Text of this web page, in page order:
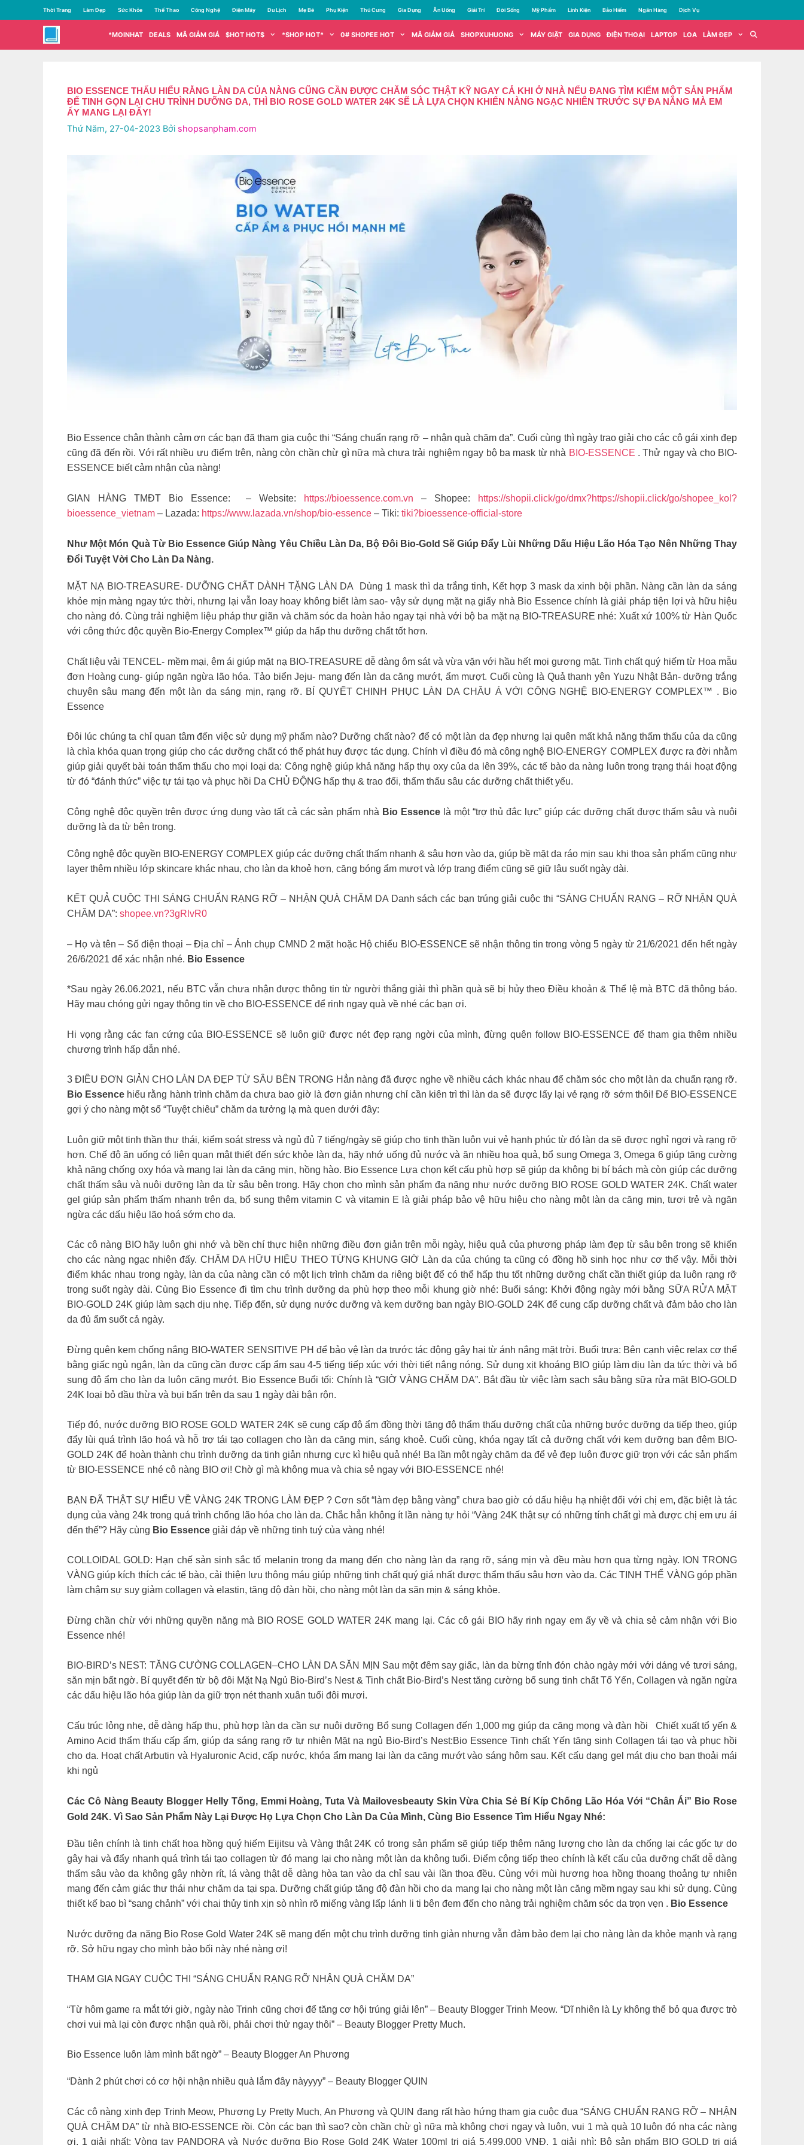
đến
dung
Thời Trang Làm Đẹp Sức Khỏe Thể Thao Công Nghệ Điện Máy Du Lịch Mẹ Bé Phụ Kiện Thú Cưng Gia Dụng Ăn Uống Giải Trí Đời Sống Mỹ Phẩm Linh Kiện Bảo Hiểm Ngân Hàng Dịch Vụ
*MOINHAT DEALS MÃ GIẢM GIÁ $HOT HOT$ *SHOP HOT* 0# SHOPEE HOT MÃ GIẢM GIÁ SHOPXUHUONG MÁY GIẶT GIA DỤNG ĐIỆN THOẠI LAPTOP LOA LÀM ĐẸP
BIO ESSENCE THẤU HIỂU RẰNG LÀN DA CỦA NÀNG CŨNG CẦN ĐƯỢC CHĂM SÓC THẬT KỸ NGAY CẢ KHI Ở NHÀ NẾU ĐANG TÌM KIẾM MỘT SẢN PHẨM
ĐỂ TINH GỌN LẠI CHU TRÌNH DƯỠNG DA, THÌ BIO ROSE GOLD WATER 24K SẼ LÀ LỰA CHỌN KHIẾN NÀNG NGẠC NHIÊN TRƯỚC SỰ ĐA NĂNG MÀ EM
ẤY MANG LẠI ĐẤY!
Thứ Năm, 27-04-2023 Bởi shopsanpham.com
Bio Essence chân thành cảm ơn các bạn đã tham gia cuộc thi “Sáng chuẩn rạng rỡ – nhận quà chăm da”. Cuối cùng thì ngày trao giải cho các cô gái xinh đẹp
cũng đã đến rồi. Với rất nhiều ưu điểm trên, nàng còn chần chừ gì nữa mà chưa trải nghiệm ngay bộ ba mask từ nhà BIO-ESSENCE . Thử ngay và cho BIO-
ESSENCE biết cảm nhận của nàng!
GIAN HÀNG TMĐT Bio Essence: – Website: https://bioessence.com.vn – Shopee:
https://shopii.click/go/dmx?https://shopii.click/go/shopee_kol?
bioessence_vietnam – Lazada: https://www.lazada.vn/shop/bio-essence – Tiki: tiki?bioessence-official-store
Như Một Món Quà Từ Bio Essence Giúp Nàng Yêu Chiều Làn Da, Bộ Đôi Bio-Gold Sẽ Giúp Đẩy Lùi Những Dấu Hiệu Lão Hóa Tạo Nên Những Thay
Đổi Tuyệt Vời Cho Làn Da Nàng.
MẶT NẠ BIO-TREASURE- DƯỠNG CHẤT DÀNH TẶNG LÀN DA Dùng 1 mask thì da trắng tinh, Kết hợp 3 mask da xinh bội phần. Nàng cần làn da sáng
khỏe mịn màng ngay tức thời, nhưng lại vẫn loay hoay không biết làm sao- vậy sử dụng mặt nạ giấy nhà Bio Essence chính là giải pháp tiện lợi và hữu hiệu
cho nàng đó. Cùng trải nghiệm liệu pháp thư giãn và chăm sóc da hoàn hảo ngay tại nhà với bộ ba mặt nạ BIO-TREASURE nhé: Xuất xứ 100% từ Hàn Quốc
với công thức độc quyền Bio-Energy Complex™ giúp da hấp thu dưỡng chất tốt hơn.
Chất liệu vải TENCEL- mềm mại, êm ái giúp mặt nạ BIO-TREASURE dễ dàng ôm sát và vừa vặn với hầu hết mọi gương mặt. Tinh chất quý hiếm từ Hoa mẫu
đơn Hoàng cung- giúp ngăn ngừa lão hóa. Tảo biển Jeju- mang đến làn da căng mướt, ẩm mượt. Cuối cùng là Quả thanh yên Yuzu Nhật Bản- dưỡng trắng
chuyên sâu mang đến một làn da sáng mịn, rạng rỡ. BÍ QUYẾT CHINH PHỤC LÀN DA CHÂU Á VỚI CÔNG NGHỆ BIO-ENERGY COMPLEX™ . Bio
Essence
Đôi lúc chúng ta chỉ quan tâm đến việc sử dụng mỹ phẩm nào? Dưỡng chất nào? để có một làn da đẹp nhưng lại quên mất khả năng thấm thấu của da cũng
là chìa khóa quan trọng giúp cho các dưỡng chất có thể phát huy được tác dụng. Chính vì điều đó mà công nghệ BIO-ENERGY COMPLEX được ra đời nhằm
giúp giải quyết bài toán thẩm thấu cho mọi loại da: Công nghệ giúp khả năng hấp thụ oxy của da lên 39%, các tế bào da nàng luôn trong trạng thái hoạt động
từ đó “đánh thức” việc tự tái tạo và phục hồi Da CHỦ ĐỘNG hấp thụ & trao đổi, thẩm thấu sâu các dưỡng chất thiết yếu.
Công nghệ độc quyền trên được ứng dụng vào tất cả các sản phẩm nhà Bio Essencelà một “trợ thủ đắc lực” giúp các dưỡng chất được thấm sâu và nuôi
dưỡng là da từ bên trong.
Công nghệ độc quyền BIO-ENERGY COMPLEX giúp các dưỡng chất thấm nhanh & sâu hơn vào da, giúp bề mặt da ráo mịn sau khi thoa sản phẩm cũng như
layer thêm nhiều lớp skincare khác nhau, cho làn da khoẻ hơn, căng bóng ẩm mượt và lớp trang điểm cũng sẽ giữ lâu suốt ngày dài.
KẾT QUẢ CUỘC THI SÁNG CHUẨN RẠNG RỠ – NHẬN QUÀ CHĂM DA Danh sách các bạn trúng giải cuộc thi “SÁNG CHUẨN RẠNG – RỠ NHẬN QUÀ
CHĂM DA”: shopee.vn?3gRlvR0
– Họ và tên – Số điện thoại – Địa chỉ – Ảnh chụp CMND 2 mặt hoặc Hộ chiếu BIO-ESSENCE sẽ nhận thông tin trong vòng 5 ngày từ 21/6/2021 đến hết ngày
26/6/2021 để xác nhận nhé. Bio Essence
*Sau ngày 26.06.2021, nếu BTC vẫn chưa nhận được thông tin từ người thắng giải thì phần quà sẽ bị hủy theo Điều khoản & Thể lệ mà BTC đã thông báo.
Hãy mau chóng gửi ngay thông tin về cho BIO-ESSENCE để rinh ngay quà về nhé các bạn ơi.
Hi vọng rằng các fan cứng của BIO-ESSENCE sẽ luôn giữ được nét đẹp rạng ngời của mình, đừng quên follow BIO-ESSENCE để tham gia thêm nhiều
chương trình hấp dẫn nhé.
3 ĐIỀU ĐƠN GIẢN CHO LÀN DA ĐẸP TỪ SÂU BÊN TRONG Hẳn nàng đã được nghe về nhiều cách khác nhau để chăm sóc cho một làn da chuẩn rạng rỡ.
Bio Essence hiểu rằng hành trình chăm da chưa bao giờ là đơn giản nhưng chỉ cần kiên trì thì làn da sẽ được lấy lại vẻ rạng rỡ sớm thôi! Để BIO-ESSENCE
gợi ý cho nàng một số “Tuyệt chiêu” chăm da tưởng lạ mà quen dưới đây:
Luôn giữ một tinh thần thư thái, kiểm soát stress và ngủ đủ 7 tiếng/ngày sẽ giúp cho tinh thần luôn vui vẻ hạnh phúc từ đó làn da sẽ được nghỉ ngơi và rạng rỡ
hơn. Chế độ ăn uống có liên quan mật thiết đến sức khỏe làn da, hãy nhớ uống đủ nước và ăn nhiều hoa quả, bổ sung Omega 3, Omega 6 giúp tăng cường
khả năng chống oxy hóa và mang lại làn da căng mịn, hồng hào. Bio Essence Lựa chọn kết cấu phù hợp sẽ giúp da không bị bí bách mà còn giúp các dưỡng
chất thấm sâu và nuôi dưỡng làn da từ sâu bên trong. Hãy chọn cho mình sản phẩm đa năng như nước dưỡng BIO ROSE GOLD WATER 24K. Chất water
gel giúp sản phẩm thấm nhanh trên da, bổ sung thêm vitamin C và vitamin E là giải pháp bảo vệ hữu hiệu cho nàng một làn da căng mịn, tươi trẻ và ngăn
ngừa các dấu hiệu lão hoá sớm cho da.
Các cô nàng BIO hãy luôn ghi nhớ và bền chí thực hiện những điều đơn giản trên mỗi ngày, hiệu quả của phương pháp làm đẹp từ sâu bên trong sẽ khiến
cho các nàng ngạc nhiên đấy. CHĂM DA HỮU HIỆU THEO TỪNG KHUNG GIỜ Làn da của chúng ta cũng có đồng hồ sinh học như cơ thể vậy. Mỗi thời
điểm khác nhau trong ngày, làn da của nàng cần có một lịch trình chăm da riêng biệt để có thể hấp thu tốt những dưỡng chất cần thiết giúp da luôn rạng rỡ
trong suốt ngày dài. Cùng Bio Essence đi tìm chu trình dưỡng da phù hợp theo mỗi khung giờ nhé: Buổi sáng: Khởi động ngày mới bằng SỮA RỬA MẶT
BIO-GOLD 24K giúp làm sạch dịu nhẹ. Tiếp đến, sử dụng nước dưỡng và kem dưỡng ban ngày BIO-GOLD 24K để cung cấp dưỡng chất và đảm bảo cho làn
da đủ ẩm suốt cả ngày.
Đừng quên kem chống nắng BIO-WATER SENSITIVE PH để bảo vệ làn da trước tác động gây hại từ ánh nắng mặt trời. Buổi trưa: Bên cạnh việc relax cơ thể
bằng giấc ngủ ngắn, làn da cũng cần được cấp ẩm sau 4-5 tiếng tiếp xúc với thời tiết nắng nóng. Sử dụng xịt khoáng BIO giúp làm dịu làn da tức thời và bổ
sung độ ẩm cho làn da luôn căng mướt. Bio Essence Buổi tối: Chính là “GIỜ VÀNG CHĂM DA”. Bắt đầu từ việc làm sạch sâu bằng sữa rửa mặt BIO-GOLD
24K loại bỏ dầu thừa và bụi bẩn trên da sau 1 ngày dài bận rộn.
Tiếp đó, nước dưỡng BIO ROSE GOLD WATER 24K sẽ cung cấp độ ẩm đồng thời tăng độ thẩm thấu dưỡng chất của những bước dưỡng da tiếp theo, giúp
đẩy lùi quá trình lão hoá và hỗ trợ tái tạo collagen cho làn da căng mịn, sáng khoẻ. Cuối cùng, khóa ngay tất cả dưỡng chất với kem dưỡng ban đêm BIO-
GOLD 24K để hoàn thành chu trình dưỡng da tinh giản nhưng cực kì hiệu quả nhé! Ba lần một ngày chăm da để vẻ đẹp luôn được giữ trọn với các sản phẩm
từ BIO-ESSENCE nhé cô nàng BIO ơi! Chờ gì mà không mua và chia sẻ ngay với BIO-ESSENCE nhé!
BẠN ĐÃ THẬT SỰ HIỂU VỀ VÀNG 24K TRONG LÀM ĐẸP ? Cơn sốt “làm đẹp bằng vàng” chưa bao giờ có dấu hiệu hạ nhiệt đối với chị em, đặc biệt là tác
dụng của vàng 24k trong quá trình chống lão hóa cho làn da. Chắc hẳn không ít lần nàng tự hỏi “Vàng 24K thật sự có những tính chất gì mà được chị em ưu ái
đến thế”? Hãy cùng Bio Essence giải đáp về những tinh tuý của vàng nhé!
COLLOIDAL GOLD: Hạn chế sản sinh sắc tố melanin trong da mang đến cho nàng làn da rạng rỡ, sáng mịn và đều màu hơn qua từng ngày. ION TRONG
VÀNG giúp kích thích các tế bào, cải thiện lưu thông máu giúp những tinh chất quý giá nhất được thẩm thấu sâu hơn vào da. Các TINH THỂ VÀNG góp phần
làm chậm sự suy giảm collagen và elastin, tăng độ đàn hồi, cho nàng một làn da săn mịn & sáng khỏe.
Đừng chần chừ với những quyền năng mà BIO ROSE GOLD WATER 24K mang lại. Các cô gái BIO hãy rinh ngay em ấy về và chia sẻ cảm nhận với Bio
Essence nhé!
BIO-BIRD’s NEST: TĂNG CƯỜNG COLLAGEN–CHO LÀN DA SĂN MỊN Sau một đêm say giấc, làn da bừng tỉnh đón chào ngày mới với dáng vẻ tươi sáng,
săn mịn bất ngờ. Bí quyết đến từ bộ đôi Mặt Nạ Ngủ Bio-Bird’s Nest & Tinh chất Bio-Bird’s Nest tăng cường bổ sung tinh chất Tổ Yến, Collagen và ngăn ngừa
các dấu hiệu lão hóa giúp làn da giữ trọn nét thanh xuân tuổi đôi mươi.
Cấu trúc lỏng nhẹ, dễ dàng hấp thu, phù hợp làn da cần sự nuôi dưỡng Bổ sung Collagen đến 1,000 mg giúp da căng mọng và đàn hồi Chiết xuất tổ yến &
Amino Acid thẩm thấu cấp ẩm, giúp da sáng rạng rỡ tự nhiên Mặt nạ ngủ Bio-Bird’s Nest:Bio Essence Tinh chất Yến tăng sinh Collagen tái tạo và phục hồi
cho da. Hoạt chất Arbutin và Hyaluronic Acid, cấp nước, khóa ẩm mang lại làn da căng mướt vào sáng hôm sau. Kết cấu dạng gel mát dịu cho bạn thoải mái
khi ngủ
Các Cô Nàng Beauty Blogger Helly Tống, Emmi Hoàng, Tuta Và Mailovesbeauty Skin Vừa Chia Sẻ Bí Kíp Chống Lão Hóa Với “chân Ái” Bio Rose
Gold 24K. Vì Sao Sản Phẩm Này Lại Được Họ Lựa Chọn Cho Làn Da Của Mình, Cùng Bio Essence Tìm Hiểu Ngay Nhé:
Đầu tiên chính là tinh chất hoa hồng quý hiếm Eijitsu và Vàng thật 24K có trong sản phẩm sẽ giúp tiếp thêm năng lượng cho làn da chống lại các gốc tự do
gây hại và đẩy nhanh quá trình tái tạo collagen từ đó mang lại cho nàng một làn da không tuổi. Điểm cộng tiếp theo chính là kết cấu của dưỡng chất dễ dàng
thấm sâu vào da không gây nhờn rít, lá vàng thật dễ dàng hòa tan vào da chỉ sau vài lần thoa đều. Cùng với mùi hương hoa hồng thoang thoảng tự nhiên
mang đến cảm giác thư thái như chăm da tại spa. Dưỡng chất giúp tăng độ đàn hồi cho da mang lại cho nàng một làn căng mềm ngay sau khi sử dụng. Cùng
thiết kế bao bì “sang chảnh” với chai thủy tinh xịn sò nhìn rõ miếng vàng lấp lánh li ti bên đem đến cho nàng trải nghiệm chăm sóc da trọn vẹn . Bio Essence
Nước dưỡng đa năng Bio Rose Gold Water 24K sẽ mang đến một chu trình dưỡng tinh giản nhưng vẫn đảm bảo đem lại cho nàng làn da khỏe mạnh và rạng
rỡ. Sở hữu ngay cho mình bảo bối này nhé nàng ơi!
THAM GIA NGAY CUỘC THI “SÁNG CHUẨN RẠNG RỠ NHẬN QUÀ CHĂM DA”
“Từ hôm game ra mắt tới giờ, ngày nào Trinh cũng chơi để tăng cơ hội trúng giải lên” – Beauty Blogger Trinh Meow. “Dĩ nhiên là Ly không thể bỏ qua được trò
chơi vui mà lại còn được nhận quà rồi, phải chơi thử ngay thôi” – Beauty Blogger Pretty Much.
Bio Essence luôn làm mình bất ngờ” – Beauty Blogger An Phương
“Dành 2 phút chơi có cơ hội nhận nhiều quà lắm đây nàyyyy” – Beauty Blogger QUIN
Các cô nàng xinh đẹp Trinh Meow, Phương Ly Pretty Much, An Phương và QUIN đang rất hào hứng tham gia cuộc đua “SÁNG CHUẨN RẠNG RỠ – NHẬN
QUÀ CHĂM DA” từ nhà BIO-ESSENCE rồi. Còn các bạn thì sao? còn chần chừ gì nữa mà không chơi ngay và luôn, vui 1 mà quà 10 luôn đó nha các nàng
ơi. 1 giải nhất: Vòng tay PANDORA và Nước dưỡng Bio Rose Gold 24K Water 100ml trị giá 5,499,000 VNĐ. 1 giải nhì: Bộ sản phẩm BIO GOLD trị giá